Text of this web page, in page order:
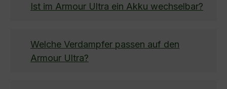
Ist im Armour Ultra ein Akku wechselbar?
Welche Verdampfer passen auf den
Armour Ultra?